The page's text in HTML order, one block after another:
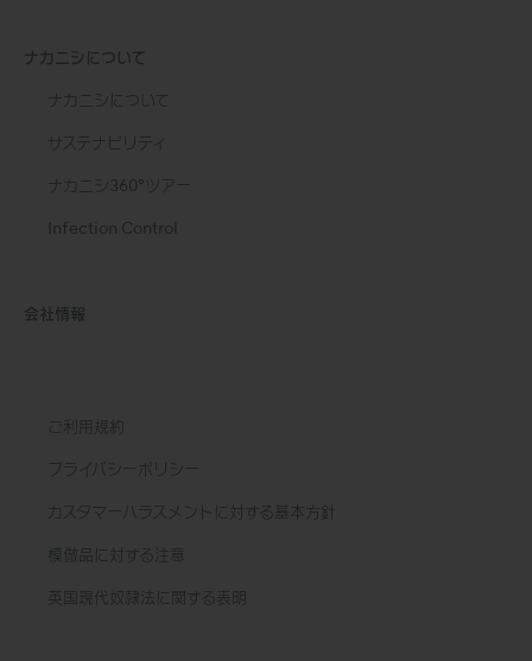
ナカニシについて
ナカニシについて
サステナビリティ
ナカニシ360°ツアー
Infection Control
会社情報
ご利用規約
プライバシーポリシー
カスタマーハラスメントに対する基本方針
模倣品に対する注意
英国現代奴隷法に関する表明